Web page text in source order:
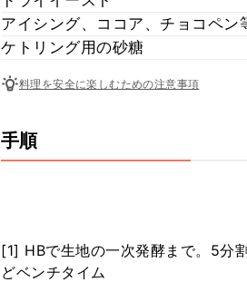
アイシング、ココア、チョコペン
ケトリング用の砂糖
料理を安全に楽しむための注意事項
手順
[1] HBで生地の一次発酵まで。5分
どベンチタイム